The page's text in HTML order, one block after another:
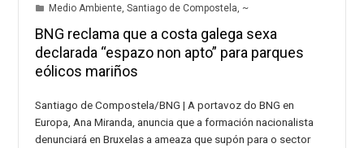
Medio Ambiente,Santiago de Compostela, ~
BNG reclama que a costa galega sexa
declarada “espazo non apto” para parques
eólicos mariños
Santiago de Compostela/BNG | A portavoz do BNG en
Europa, Ana Miranda, anuncia que a formación nacionalista
denunciará en Bruxelas a ameaza que supón para o sector